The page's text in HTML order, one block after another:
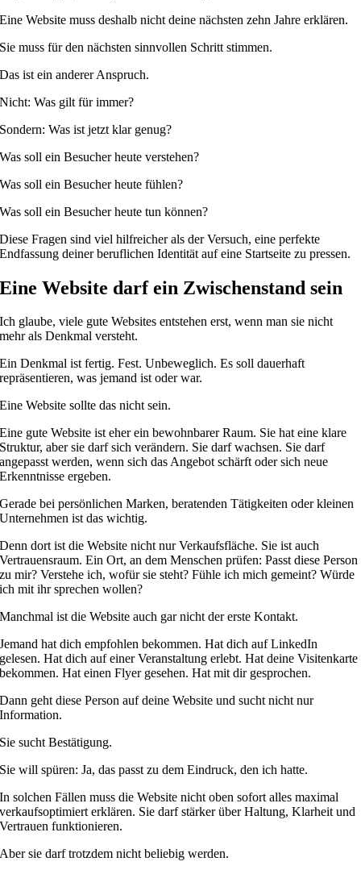
Eine Website muss deshalb nicht deine nächsten zehn Jahre erklären.
Sie muss für den nächsten sinnvollen Schritt stimmen.
Das ist ein anderer Anspruch.
Nicht: Was gilt für immer?
Sondern: Was ist jetzt klar genug?
Was soll ein Besucher heute verstehen?
Was soll ein Besucher heute fühlen?
Was soll ein Besucher heute tun können?
Diese Fragen sind viel hilfreicher als der Versuch, eine perfekte
Endfassung deiner beruflichen Identität auf eine Startseite zu pressen.
Eine Website darf ein Zwischenstand sein
Ich glaube, viele gute Websites entstehen erst, wenn man sie nicht
mehr als Denkmal versteht.
Ein Denkmal ist fertig. Fest. Unbeweglich. Es soll dauerhaft
repräsentieren, was jemand ist oder war.
Eine Website sollte das nicht sein.
Eine gute Website ist eher ein bewohnbarer Raum. Sie hat eine klare
Struktur, aber sie darf sich verändern. Sie darf wachsen. Sie darf
angepasst werden, wenn sich das Angebot schärft oder sich neue
Erkenntnisse ergeben.
Gerade bei persönlichen Marken, beratenden Tätigkeiten oder kleinen
Unternehmen ist das wichtig.
Denn dort ist die Website nicht nur Verkaufsfläche. Sie ist auch
Vertrauensraum. Ein Ort, an dem Menschen prüfen: Passt diese Person
zu mir? Verstehe ich, wofür sie steht? Fühle ich mich gemeint? Würde
ich mit ihr sprechen wollen?
Manchmal ist die Website auch gar nicht der erste Kontakt.
Jemand hat dich empfohlen bekommen. Hat dich auf LinkedIn
gelesen. Hat dich auf einer Veranstaltung erlebt. Hat deine Visitenkarte
bekommen. Hat einen Flyer gesehen. Hat mit dir gesprochen.
Dann geht diese Person auf deine Website und sucht nicht nur
Information.
Sie sucht Bestätigung.
Sie will spüren: Ja, das passt zu dem Eindruck, den ich hatte.
In solchen Fällen muss die Website nicht oben sofort alles maximal
verkaufsoptimiert erklären. Sie darf stärker über Haltung, Klarheit und
Vertrauen funktionieren.
Aber sie darf trotzdem nicht beliebig werden.